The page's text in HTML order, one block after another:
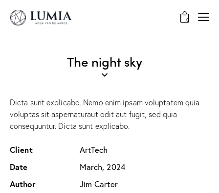
0
The night sky
Dicta sunt explicabo. Nemo enim ipsam voluptatem quia
voluptas sit aspernaturaut odit aut fugit, sed quia
consequuntur. Dicta sunt explicabo.
Client ArtTech
Date March, 2024
Author Jim Carter